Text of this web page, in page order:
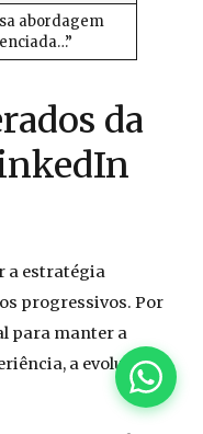
abordagem
da
a estratégia
progressivos. Por
para manter a
a evolução